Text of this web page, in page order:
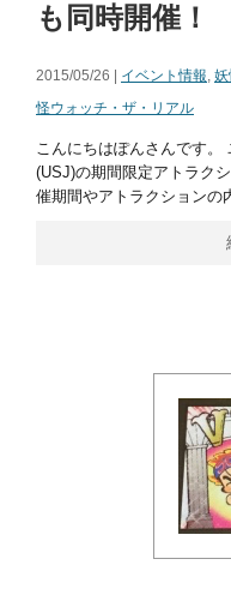
も同時開催！
2015/05/26 | イベント情報, 妖
怪ウォッチ・ザ・リアル
こんにちはぽんさんです。
(USJ)の期間限定アトラク
催期間やアトラクションの